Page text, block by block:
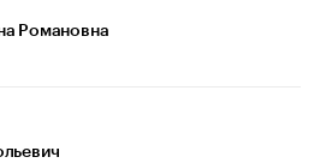
Романовна